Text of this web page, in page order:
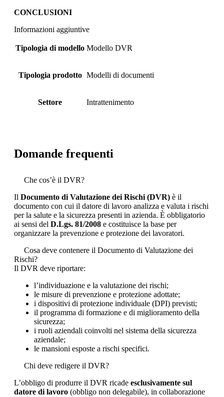
CONCLUSIONI
Informazioni aggiuntive
Tipologia di modello Modello DVR
Tipologia prodotto Modelli di documenti
Settore Intrattenimento
Domande frequenti
Che cos’è il DVR?
Il Documento di Valutazione dei Rischi (DVR) è il
documento con cui il datore di lavoro analizza e valuta i rischi
per la salute e la sicurezza presenti in azienda. È obbligatorio
ai sensi del D.Lgs. 81/2008 e costituisce la base per
organizzare la prevenzione e protezione dei lavoratori.
Cosa deve contenere il Documento di Valutazione dei
Rischi?
Il DVR deve riportare:
l’individuazione e la valutazione dei rischi;
le misure di prevenzione e protezione adottate;
i dispositivi di protezione individuale (DPI) previsti;
il programma di formazione e di miglioramento della
sicurezza;
i ruoli aziendali coinvolti nel sistema della sicurezza
aziendale;
le mansioni esposte a rischi specifici.
Chi deve redigere il DVR?
L’obbligo di produrre il DVR ricade esclusivamente sul
datore di lavoro (obbligo non delegabile), in collaborazione